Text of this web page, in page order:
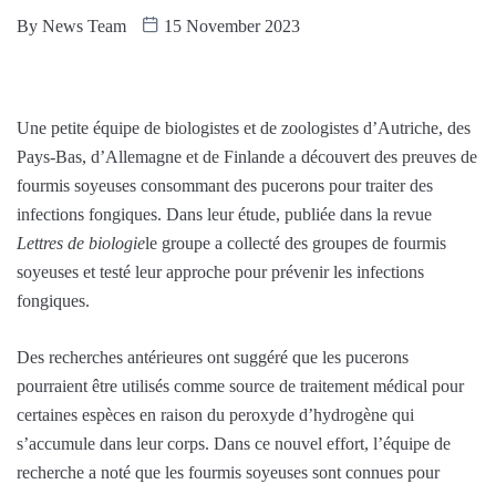
By News Team 15 November 2023
Une petite équipe de biologistes et de zoologistes d’Autriche, des
Pays-Bas, d’Allemagne et de Finlande a découvert des preuves de
fourmis soyeuses consommant des pucerons pour traiter des
infections fongiques. Dans leur étude, publiée dans la revue
Lettres de biologiele groupe a collecté des groupes de fourmis
soyeuses et testé leur approche pour prévenir les infections
fongiques.
Des recherches antérieures ont suggéré que les pucerons
pourraient être utilisés comme source de traitement médical pour
certaines espèces en raison du peroxyde d’hydrogène qui
s’accumule dans leur corps. Dans ce nouvel effort, l’équipe de
recherche a noté que les fourmis soyeuses sont connues pour